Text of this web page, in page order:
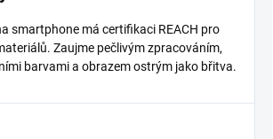
smartphone má certifikaci REACH pro
Zaujme pečlivým zpracováním,
barvami a obrazem ostrým jako břitva.